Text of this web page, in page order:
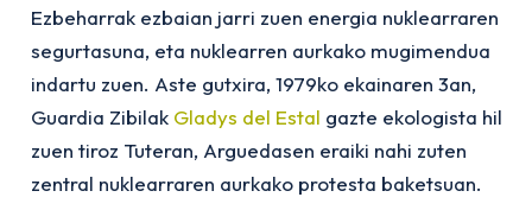
Ezbeharrak ezbaian jarri zuen energia nuklearraren
segurtasuna, eta nuklearren aurkako mugimendua
indartu zuen. Aste gutxira, 1979ko ekainaren 3an,
Guardia Zibilak Gladys del Estal gazte ekologista hil
zuen tiroz Tuteran, Arguedasen eraiki nahi zuten
zentral nuklearraren aurkako protesta baketsuan.